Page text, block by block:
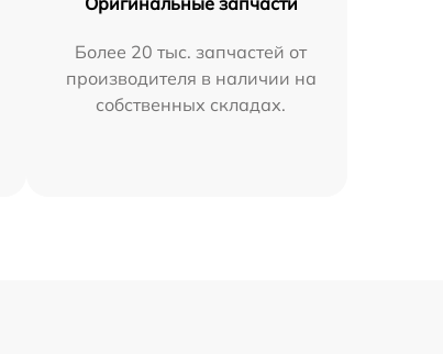
Более 20 тыс. запчастей от
производителя в наличии на
собственных складах.